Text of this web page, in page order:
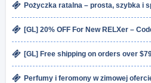
Pożyczka ratalna – prosta, szybka i
[GL] 20% OFF For New RELXer –
[GL] Free shipping on orders over
Perfumy i feromony w zimowej